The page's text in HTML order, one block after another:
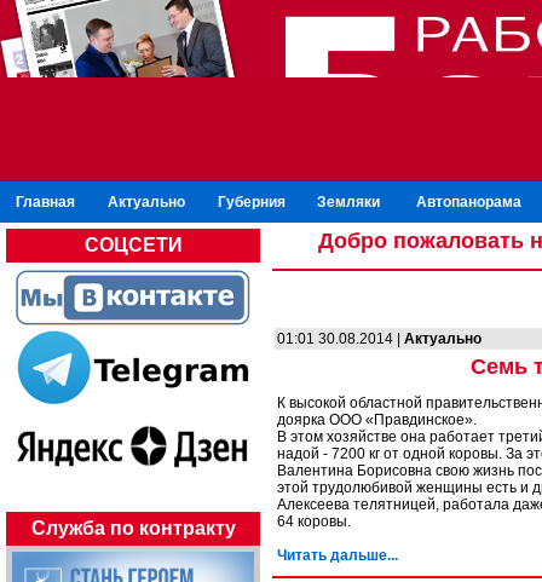
Главная Актуально Губерния Земляки Автопанорама
СОЦСЕТИ
Служба по контракту
Добро пожаловать
01:01 30.08.2014 | Актуально
Семь
К высокой областной
доярка ООО «Правдинское».
В этом хозяйстве она работает
надой - 7200 кг от одной коровы. За
Валентина Борисовна свою жизнь
этой трудолюбивой женщины есть и
Алексеева телятницей, работала
64 коровы.
Читать дальше...